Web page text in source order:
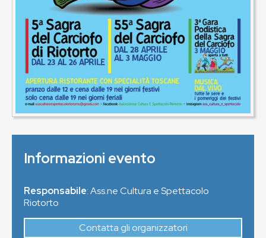
Informazioni evento
Responsabile: Ass.ne Cultura e Spettacolo
Riotorto
Contatta gli organizzatori